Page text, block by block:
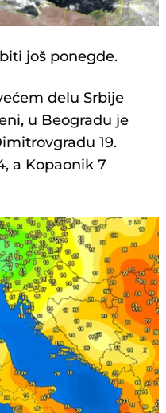
još ponegde.
delu Srbije
u Beogradu je
19.
a Kopaonik 7